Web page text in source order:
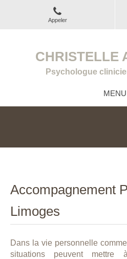
Appeler
CHRISTELLE
Psychologue
MENU
Accompagnement
Limoges
Dans la vie personnelle
situations peuvent mettre